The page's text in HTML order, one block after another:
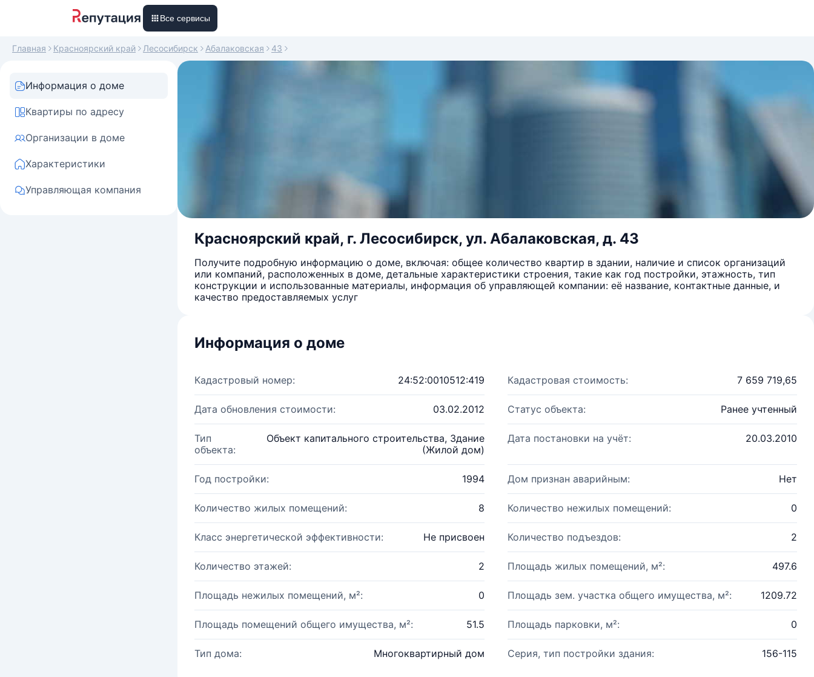
Все сервисы
Главная Красноярский край Лесосибирск Абалаковская 43
Информация о доме
Квартиры по адресу
Организации в доме
Характеристики
Управляющая компания
Красноярский край, г. Лесосибирск, ул. Абалаковская, д. 43
Получите подробную информацию о доме, включая: общее количество квартир в здании, наличие и список организаций
или компаний, расположенных в доме, детальные характеристики строения, такие как год постройки, этажность, тип
конструкции и использованные материалы, информация об управляющей компании: её название, контактные данные, и
качество предоставляемых услуг
Информация о доме
Кадастровый номер: 24:52:0010512:419 Кадастровая стоимость: 7 659 719,65
Дата обновления стоимости: 03.02.2012 Статус объекта: Ранее учтенный
Тип
объекта:
Объект капитального строительства, Здание
(Жилой дом)
Дата постановки на учёт: 20.03.2010
Год постройки: 1994 Дом признан аварийным: Нет
Количество жилых помещений: 8 Количество нежилых помещений: 0
Класс энергетической эффективности: Не присвоен Количество подъездов: 2
Количество этажей: 2 Площадь жилых помещений, м²: 497.6
Площадь нежилых помещений, м²: 0 Площадь зем. участка общего имущества, м²: 1209.72
Площадь помещений общего имущества, м²: 51.5 Площадь парковки, м²: 0
Тип дома: Многоквартирный дом Серия, тип постройки здания: 156-115